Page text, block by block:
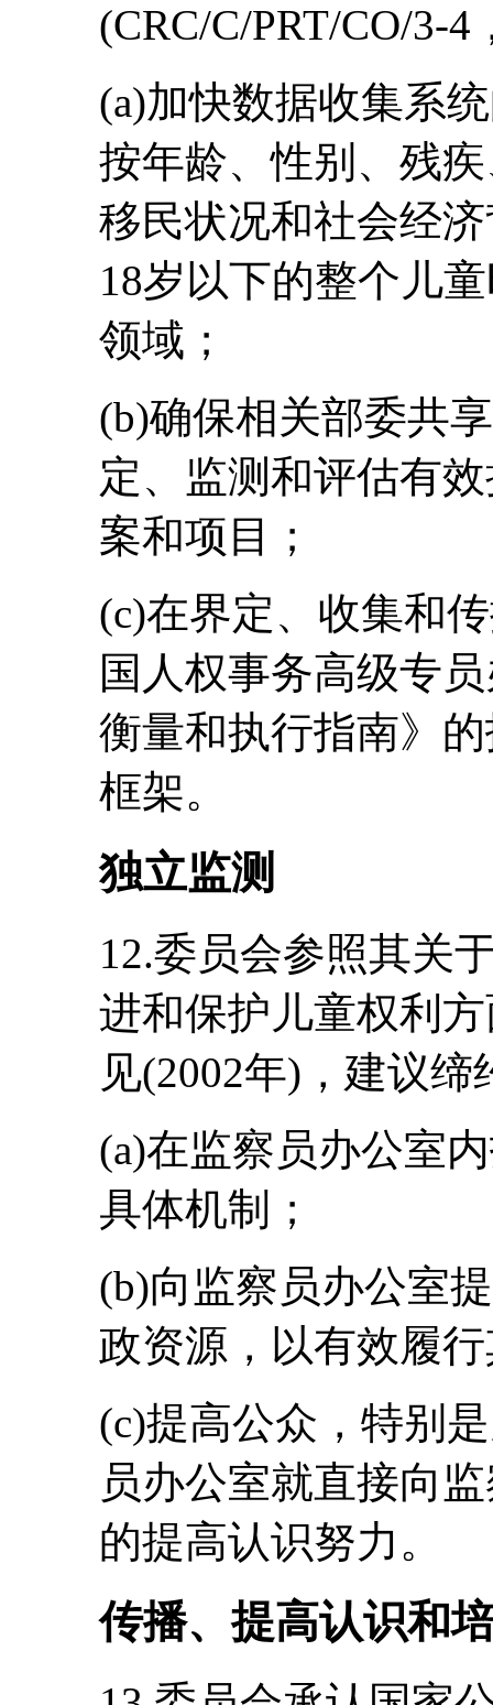
(CRC/C/PRT/CO/3-
(a)加快数据收集系
按年龄、性别、残
移民状况和社会经
18岁以下的整个儿
领域；
(b)确保相关部委共
定、监测和评估有
案和项目；
(c)在界定、收集和
国人权事务高级专
衡量和执行指南》
框架。
独立监测
12.委员会参照其关
进和保护儿童权利
见(2002年)，建议缔
(a)在监察员办公室
具体机制；
(b)向监察员办公室
政资源，以有效履
(c)提高公众，特别
员办公室就直接向
的提高认识努力。
传播、提高认识和